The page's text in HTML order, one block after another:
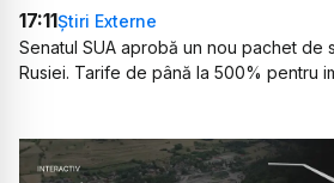
17:11Știri Externe
Senatul SUA aprobă un nou pachet de
Rusiei. Tarife de până la 500% pentru